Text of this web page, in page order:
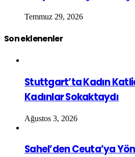
Temmuz 29, 2026
Son eklenenler
Stuttgart’ta Kadın
Kadınlar Sokaktaydı
Ağustos 3, 2026
Sahel’den Ceuta’ya